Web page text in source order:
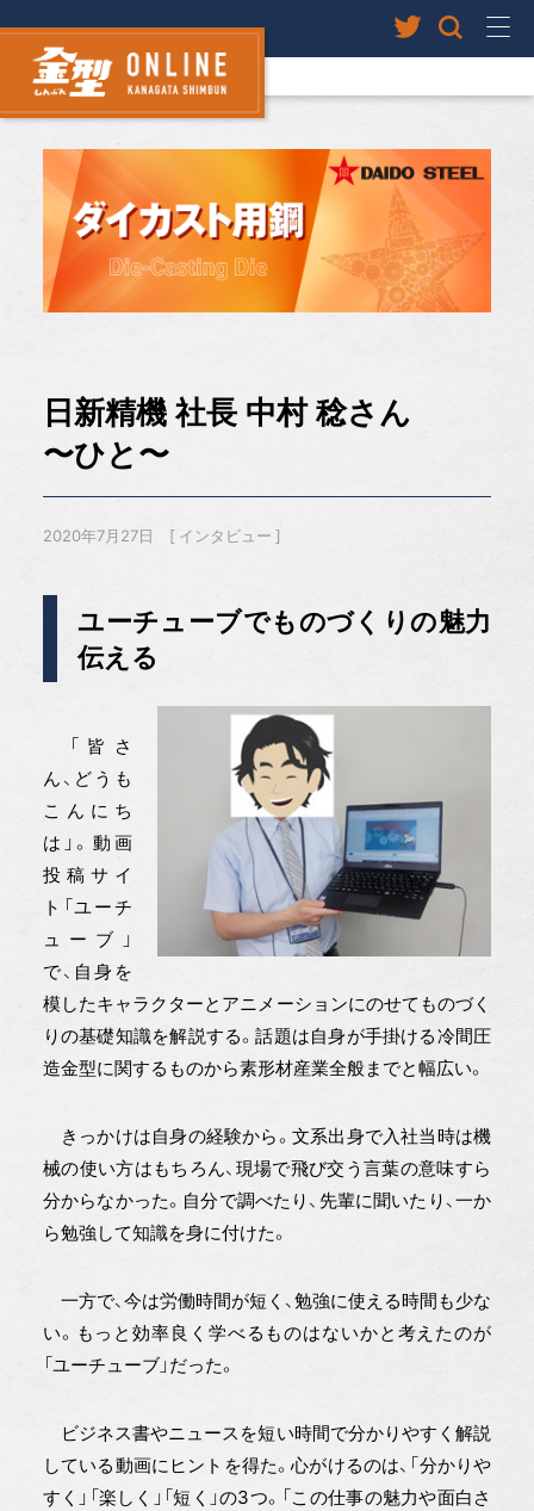
日新精機 社長 中村 稔さん
〜ひと〜
2020年7月27日 インタビュー
ユーチューブでものづくりの魅力
伝える
「皆さ
ん、どうも
こんにち
は」。動画
投稿サイ
ト「ユーチ
ューブ」
で、自身を
模したキャラクターとアニメーションにのせてものづく
りの基礎知識を解説する。話題は自身が手掛ける冷間圧
造金型に関するものから素形材産業全般までと幅広い。
きっかけは自身の経験から。文系出身で入社当時は機
械の使い方はもちろん、現場で飛び交う言葉の意味すら
分からなかった。自分で調べたり、先輩に聞いたり、一か
ら勉強して知識を身に付けた。
一方で、今は労働時間が短く、勉強に使える時間も少な
い。もっと効率良く学べるものはないかと考えたのが
「ユーチューブ」だった。
ビジネス書やニュースを短い時間で分かりやすく解説
している動画にヒントを得た。心がけるのは、「分かりや
すく」「楽しく」「短く」の3つ。「この仕事の魅力や面白さ